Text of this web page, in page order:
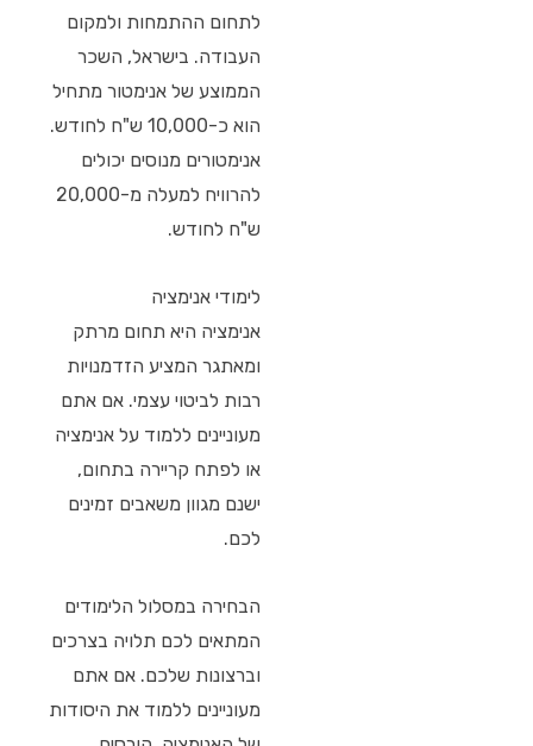
לתחום ההתמחות ולמקום
העבודה. בישראל, השכר
הממוצע של אנימטור מתחיל
הוא כ-10,000 ש"ח לחודש.
אנימטורים מנוסים יכולים
להרוויח למעלה מ-20,000
ש"ח לחודש.
לימודי אנימציה
אנימציה היא תחום מרתק
ומאתגר המציע הזדמנויות
רבות לביטוי עצמי. אם אתם
מעוניינים ללמוד על אנימציה
או לפתח קריירה בתחום,
ישנם מגוון משאבים זמינים
לכם.
הבחירה במסלול הלימודים
המתאים לכם תלויה בצרכים
וברצונות שלכם. אם אתם
מעוניינים ללמוד את היסודות